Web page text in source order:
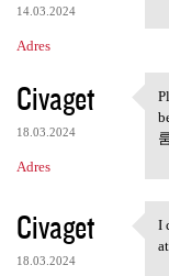
14.03.2024
Adres
Civaget
18.03.2024
Adres
Civaget
18.03.2024
I
I